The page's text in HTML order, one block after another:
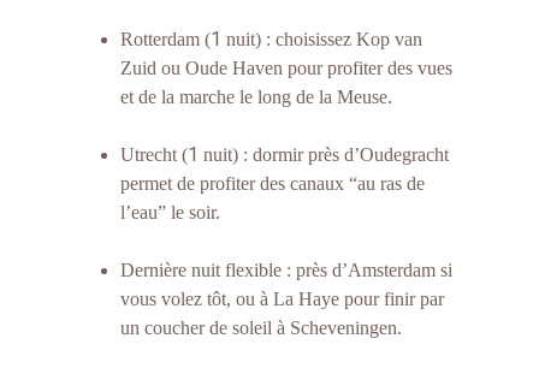
Rotterdam (1 nuit) : choisissez Kop van
Zuid ou Oude Haven pour profiter des vues
et de la marche le long de la Meuse.
Utrecht (1 nuit) : dormir près d’Oudegracht
permet de profiter des canaux “au ras de
l’eau” le soir.
Dernière nuit flexible : près d’Amsterdam si
vous volez tôt, ou à La Haye pour finir par
un coucher de soleil à Scheveningen.